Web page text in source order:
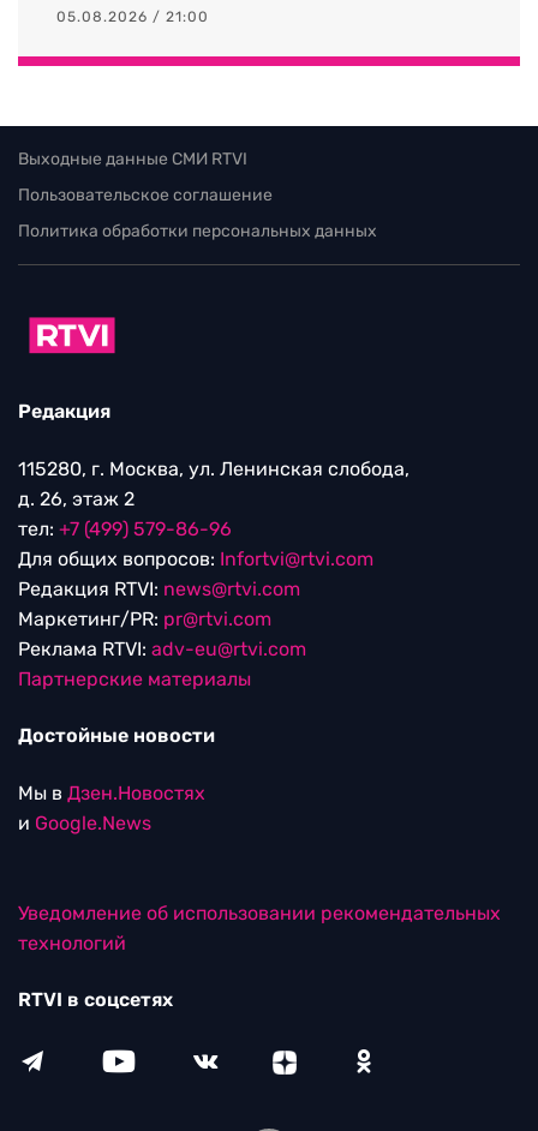
05.08.2026 / 21:00
Выходные данные СМИ RTVI
Пользовательское соглашение
Политика обработки персональных данных
Редакция
115280, г. Москва, ул. Ленинская слобода,
д. 26, этаж 2
тел: +7 (499) 579-86-96
Для общих вопросов: Infortvi@rtvi.com
Редакция RTVI: news@rtvi.com
Маркетинг/PR: pr@rtvi.com
Реклама RTVI: adv-eu@rtvi.com
Партнерские материалы
Достойные новости
Мы в Дзен.Новостях
и Google.News
Уведомление об использовании рекомендательных
технологий
RTVI в соцсетях